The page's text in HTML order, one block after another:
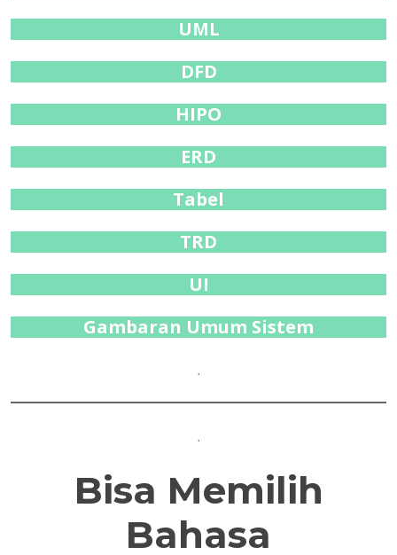
UML
DFD
HIPO
ERD
Tabel
TRD
UI
Gambaran Umum Sistem
.
.
Bisa Memilih
Bahasa